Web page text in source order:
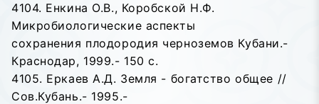
4104. Енкина О.В., Коробской Н.Ф.
Микробиологические аспекты
сохранения плодородия черноземов Кубани.-
Краснодар, 1999.- 150 с.
4105. Еркаев А.Д. Земля - богатство общее //
Сов.Кубань.- 1995.-